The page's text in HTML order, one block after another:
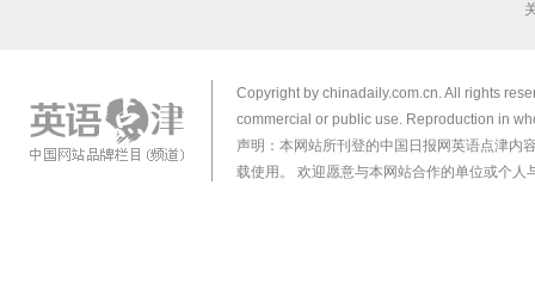
Copyright by chinadaily.com.cn. All rights
commercial or public use. Reproduction in
声明：本网站所刊登的中国日报网英语点津内
载使用。 欢迎愿意与本网站合作的单位或个人